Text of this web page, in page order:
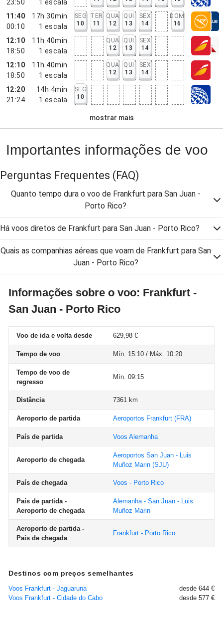
23:50 1 escala
11:40
00:10
17h 30min
1 escala
SEG
10
TER
11
QUA
12
QUI
13
SEX
14
DOM
16
12:10
18:50
11h 40min
1 escala
QUA
12
QUI
13
SEX
14
12:10
18:50
11h 40min
1 escala
QUA
12
QUI
13
SEX
14
12:20
21:24
14h 4min
1 escala
SEG
10
mostrar mais
Importantes informações de voo
Perguntas Frequentes (FAQ)
Quanto tempo dura o voo de Frankfurt para San Juan -
Porto Rico?
Há voos diretos de Frankfurt para San Juan - Porto Rico?
Quais as companhias aéreas que voam de Frankfurt para San
Juan - Porto Rico?
Informações sobre o voo: Frankfurt -
San Juan - Porto Rico
Voo de ida e volta desde 629,98 €
Tempo de voo Mín. 15:10 / Máx. 10:20
Tempo de voo de
regresso
Mín. 09:15
Distância 7361 km
Aeroporto de partida Aeroportos Frankfurt (FRA)
País de partida Voos Alemanha
Aeroporto de chegada
Aeroportos San Juan - Luis
Muñoz Marin (SJU)
País de chegada Voos - Porto Rico
País de partida -
Aeroporto de chegada
Alemanha - San Juan - Luis
Muñoz Marin
Aeroporto de partida -
País de chegada
Frankfurt - Porto Rico
Destinos com preços semelhantes
Voos Frankfurt - Jaguaruna
desde 644 €
Voos Frankfurt - Cidade do Cabo
desde 577 €